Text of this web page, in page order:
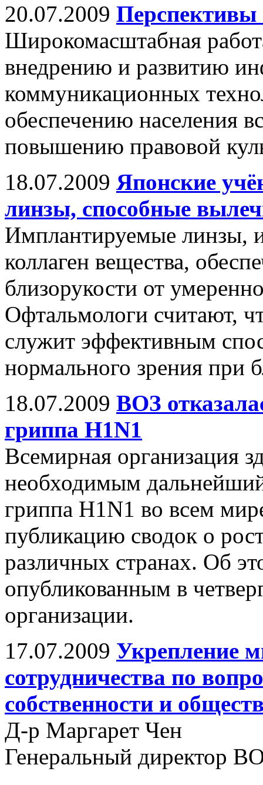
20.07.2009 Перспективы
Широкомасштабная
внедрению и развитию
коммуникационных
обеспечению населения
повышению правовой
18.07.2009 Японские
линзы, способные
Имплантируемые линзы,
коллаген вещества,
близорукости от
Офтальмологи считают,
служит эффективным
нормального зрения при
18.07.2009 ВОЗ
гриппа H1N1
Всемирная организация
необходимым
гриппа H1N1 во всем
публикацию сводок о
различных странах. Об
опубликованным в
организации.
17.07.2009 Укрепление
сотрудничества по
собственности и
Д-р Маргарет Чен
Генеральный директор